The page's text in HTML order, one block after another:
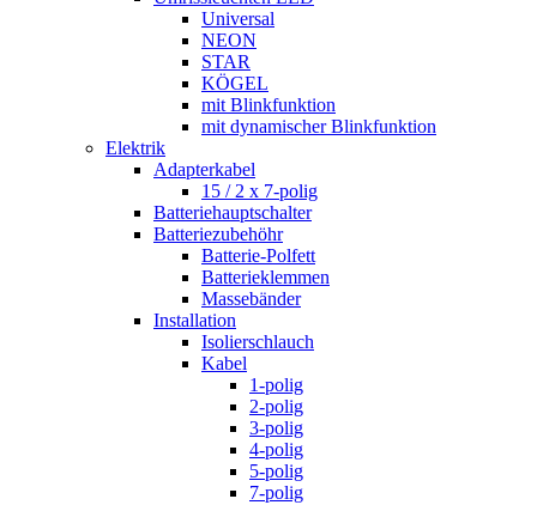
Universal
NEON
STAR
KÖGEL
mit Blinkfunktion
mit dynamischer Blinkfunktion
Elektrik
Adapterkabel
15 / 2 x 7-polig
Batteriehauptschalter
Batteriezubehöhr
Batterie-Polfett
Batterieklemmen
Massebänder
Installation
Isolierschlauch
Kabel
1-polig
2-polig
3-polig
4-polig
5-polig
7-polig